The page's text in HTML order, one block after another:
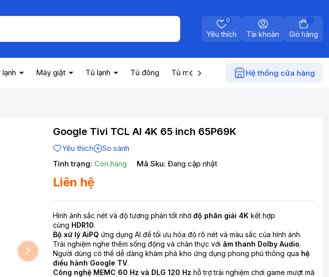
Yêu thích
0
Tài khoản Giỏ hàng
lạnh Máy giặt Tủ lạnh Tủ đông Tủ mát Máy nước nóng Điện gia
Hệ thống cửa hàng
Google Tivi TCL AI 4K 65 inch 65P69K
Yêu thích
So sánh
Tình trạng: Còn hàng Mã Sku: Đang cập nhật
Liên hệ
Hình ảnh sắc nét và độ tương phản tốt nhờ độ phân giải 4K kết hợp
cùng HDR10.
Bộ xử lý AiPQ ứng dụng AI để tối ưu hóa độ rõ nét và màu sắc của hình ảnh.
Trải nghiệm nghe thêm sống động và chân thực với âm thanh Dolby Audio.
Người dùng có thể dễ dàng khám phá kho ứng dụng phong phú thông qua hệ
điều hành Google TV.
Công nghệ MEMC 60 Hz và DLG 120 Hz hỗ trợ trải nghiệm chơi game mượt mà